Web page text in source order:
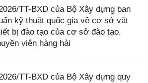
TT-BXD của Bộ Xây dựng ban
kỹ thuật quốc gia về cơ sở vật
bị đào tạo của cơ sở đào tạo,
viên hàng hải
TT-BXD của Bộ Xây dựng quy